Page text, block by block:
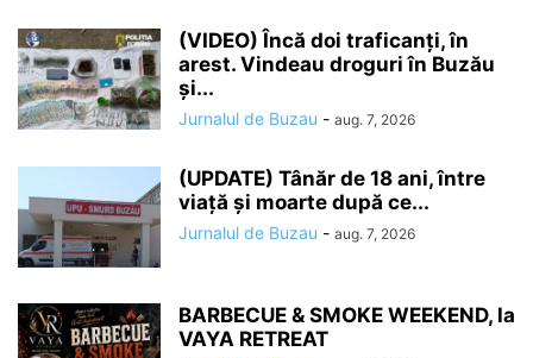
(VIDEO) Încă doi traficanți, în
arest. Vindeau droguri în Buzău
și...
Jurnalul de Buzau - aug. 7, 2026
(UPDATE) Tânăr de 18 ani, între
viață și moarte după ce...
Jurnalul de Buzau - aug. 7, 2026
BARBECUE & SMOKE WEEKEND, la
VAYA RETREAT